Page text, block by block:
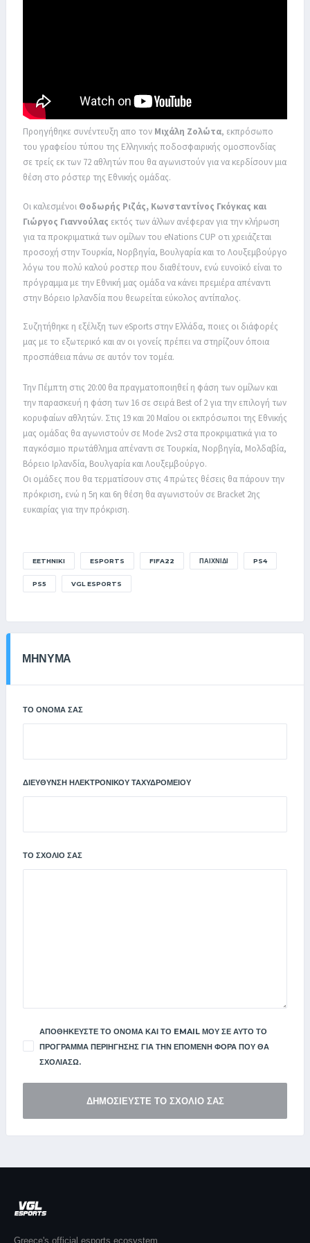
Προηγήθηκε συνέντευξη απο τον Μιχάλη Ζολώτα, εκπρόσωπο
του γραφείου τύπου της Ελληνικής ποδοσφαιρικής ομοσπονδίας
σε τρείς εκ των 72 αθλητών που θα αγωνιστούν για να κερδίσουν μια
θέση στο ρόστερ της Εθνικής ομάδας.
Οι καλεσμένοι Θοδωρής Ριζάς, Κωνσταντίνος Γκόγκας και
Γιώργος Γιαννούλας εκτός των άλλων ανέφεραν για την κλήρωση
για τα προκριματικά των ομίλων του eNations CUP οτι χρειάζεται
προσοχή στην Τουρκία, Νορβηγία, Βουλγαρία και το Λουξεμβούργο
λόγω του πολύ καλού ροστερ που διαθέτουν, ενώ ευνοϊκό είναι το
πρόγραμμα με την Εθνική μας ομάδα να κάνει πρεμιέρα απέναντι
στην Βόρειο Ιρλανδία που θεωρείται εύκολος αντίπαλος.
Συζητήθηκε η εξέλιξη των eSports στην Ελλάδα, ποιες οι διάφορές
μας με το εξωτερικό και αν οι γονείς πρέπει να στηρίζουν όποια
προσπάθεια πάνω σε αυτόν τον τομέα.
Την Πέμπτη στις 20:00 θα πραγματοποιηθεί η φάση των ομίλων και
την παρασκευή η φάση των 16 σε σειρά Best of 2 για την επιλογή των
κορυφαίων αθλητών. Στις 19 και 20 Μαΐου οι εκπρόσωποι της Εθνικής
μας ομάδας θα αγωνιστούν σε Mode 2vs2 στα προκριματικά για το
παγκόσμιο πρωτάθλημα απέναντι σε Τουρκία, Νορβηγία, Μολδαβία,
Βόρειο Ιρλανδία, Βουλγαρία και Λουξεμβούργο.
Οι ομάδες που θα τερματίσουν στις 4 πρώτες θέσεις θα πάρουν την
πρόκριση, ενώ η 5η και 6η θέση θα αγωνιστούν σε Bracket 2ης
ευκαιρίας για την πρόκριση.
EETHNIKI ESPORTS FIFA22 ΠΑΙΧΝΊΔΙ PS4
PS5 VGL ESPORTS
ΜΗΝΥΜΑ
ΤΟ ΌΝΟΜΆ ΣΑΣ
ΔΙΕΎΘΥΝΣΗ ΗΛΕΚΤΡΟΝΙΚΟΎ ΤΑΧΥΔΡΟΜΕΊΟΥ
ΤΟ ΣΧΌΛΙΌ ΣΑΣ
ΑΠΟΘΗΚΕΎΣΤΕ ΤΟ ΌΝΟΜΑ ΚΑΙ ΤΟ EMAIL ΜΟΥ ΣΕ ΑΥΤΌ ΤΟ
ΠΡΌΓΡΑΜΜΑ ΠΕΡΙΉΓΗΣΗΣ ΓΙΑ ΤΗΝ ΕΠΌΜΕΝΗ ΦΟΡΆ ΠΟΥ ΘΑ
ΣΧΟΛΙΆΣΩ.
Greece's official esports ecosystem.